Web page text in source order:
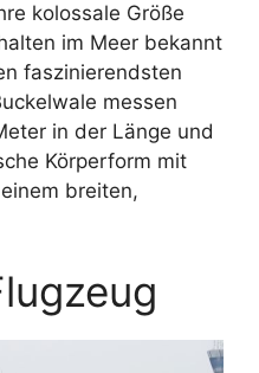
kolossale Größe
im Meer bekannt
faszinierendsten
messen
in der Länge und
Körperform mit
breiten,